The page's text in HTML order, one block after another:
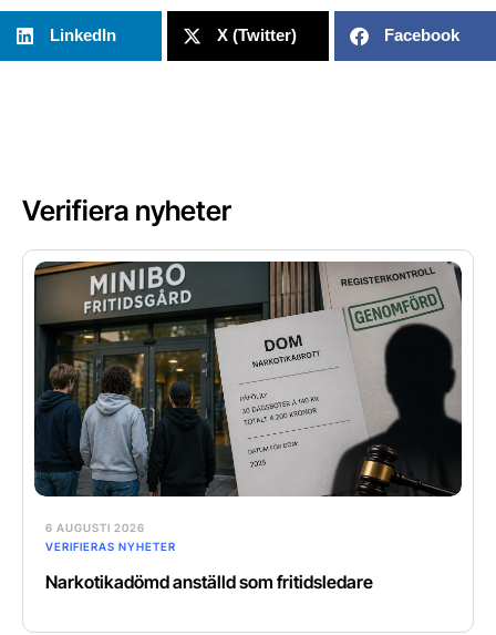
LinkedIn X (Twitter) Facebook
Verifiera nyheter
6 AUGUSTI 2026
VERIFIERAS NYHETER
Narkotikadömd anställd som fritidsledare